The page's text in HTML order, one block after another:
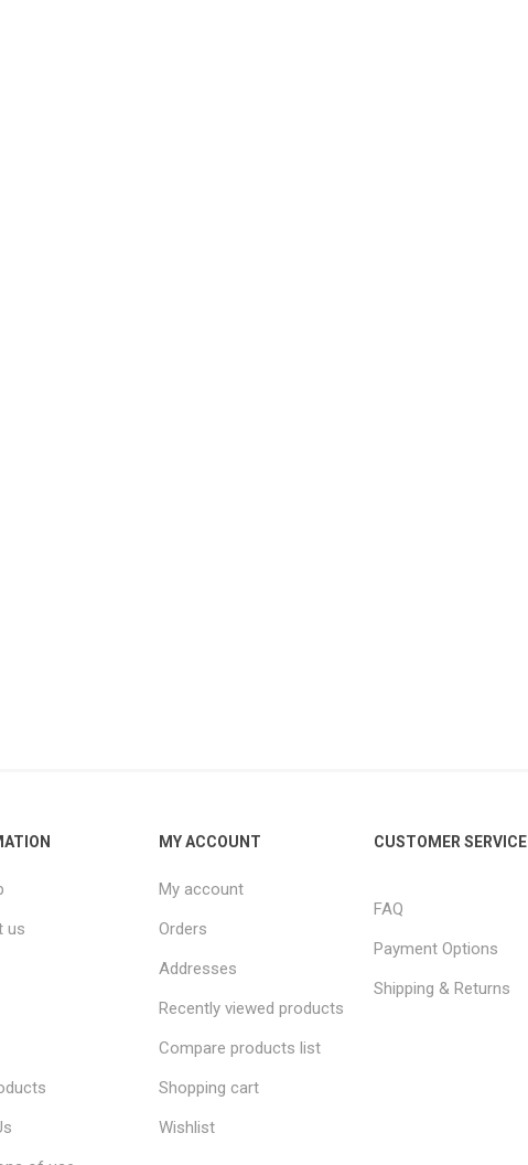
us
MY ACCOUNT
My account
Orders
Addresses
Recently viewed products
Compare products list
Shopping cart
Wishlist
CUSTOMER SERVICE
FAQ
Payment Options
Shipping & Returns